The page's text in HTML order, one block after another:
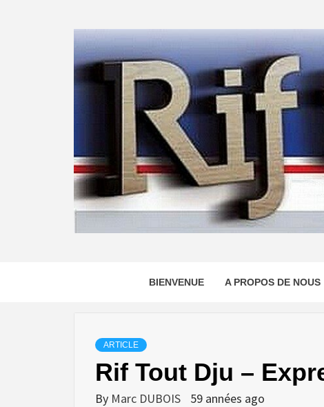
BIENVENUE A PROPOS DE NOUS
ARTICLE
Rif Tout Dju –
By Marc DUBOIS 59 années ago